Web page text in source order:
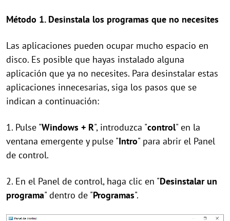
Método 1. Desinstala los programas que no necesites
Las aplicaciones pueden ocupar mucho espacio en
disco. Es posible que hayas instalado alguna
aplicación que ya no necesites. Para desinstalar estas
aplicaciones innecesarias, siga los pasos que se
indican a continuación:
1. Pulse "Windows + R", introduzca "control" en la
ventana emergente y pulse "Intro" para abrir el Panel
de control.
2. En el Panel de control, haga clic en "Desinstalar un
programa" dentro de "Programas".